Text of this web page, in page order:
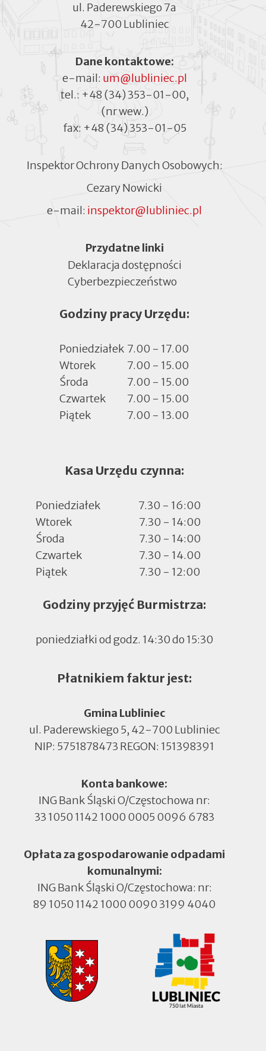
ul. Paderewskiego 7a
42-700 Lubliniec
Dane kontaktowe:
e-mail: um@lubliniec.pl
tel.: +48 (34) 353-01-00,
(nr wew.)
fax: +48 (34) 353-01-05
Inspektor Ochrony Danych Osobowych:
Cezary Nowicki
e-mail: inspektor@lubliniec.pl
MenuPrzydatne linki
Deklaracja dostępności
Cyberbezpieczeństwo
w
zakładce
Godziny pracy Urzędu:
Poniedziałek 7.00 - 17.00
Wtorek
7.00 - 15.00
Środa
7.00 - 15.00
Czwartek
7.00 - 15.00
Piątek
7.00 - 13.00
Kasa Urzędu czynna:
Poniedziałek
7.30 - 16:00
Wtorek
7.30 - 14:00
Środa
7.30 - 14:00
Czwartek
7.30 - 14.00
Piątek
7.30 - 12:00
Godziny przyjęć Burmistrza:
poniedziałki od godz. 14:30 do 15:30
Płatnikiem faktur jest:
Gmina Lubliniec
ul. Paderewskiego 5, 42-700 Lubliniec
NIP: 5751878473 REGON: 151398391
Konta bankowe:
ING Bank Śląski O/Częstochowa nr:
33 1050 1142 1000 0005 0096 6783
Opłata za gospodarowanie odpadami
komunalnymi:
ING Bank Śląski O/Częstochowa: nr:
89 1050 1142 1000 0090 3199 4040